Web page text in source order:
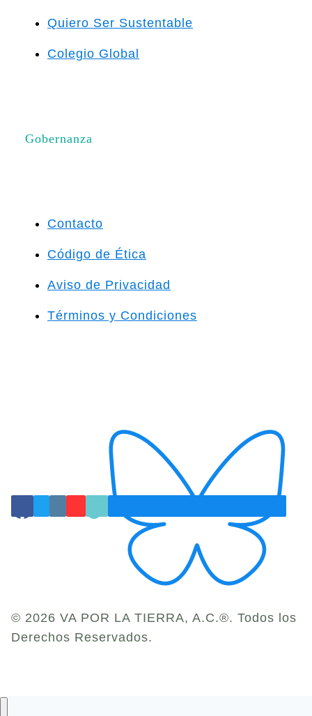
Quiero Ser Sustentable
Colegio Global
Gobernanza
Contacto
Código de Ética
Aviso de Privacidad
Términos y Condiciones
© 2026 VA POR LA TIERRA, A.C.®. Todos los
Derechos Reservados.